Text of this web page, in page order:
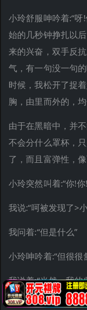
小玲舒服呻吟着:“呀
始的几秒钟挣扎以
来的兴奋，双手反
气，有一句没一句
时候，我松开了捉
胸，由里而外的，
由于在黑暗中，并
不会分什么罩杯，
了，而且富弹性，像
小玲突然叫着:“你!
我说:“呵被发现了>
我问着:“但是什么”
小玲呻吟着:“但很很
我说着:“当然，我的
没有再回答小玲，